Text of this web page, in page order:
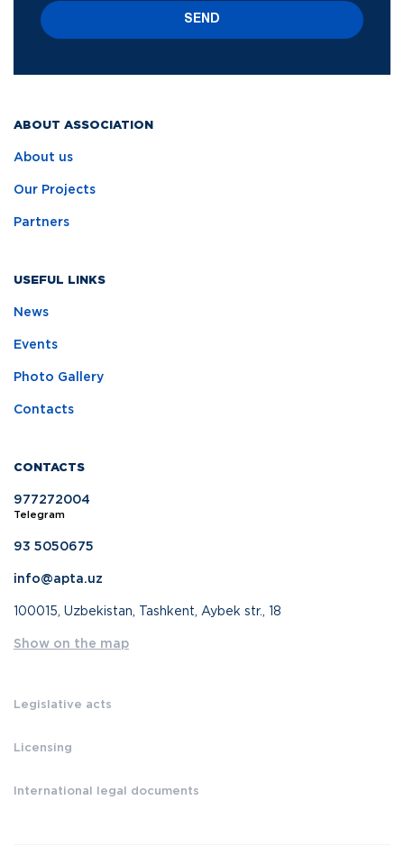
ABOUT ASSOCIATION
About us
Our Projects
Partners
USEFUL LINKS
News
Events
Photo Gallery
Contacts
CONTACTS
977272004
Telegram
93 5050675
info@apta.uz
100015, Uzbekistan, Tashkent, Aybek str., 18
Show on the map
Legislative acts
Licensing
International legal documents
SEND